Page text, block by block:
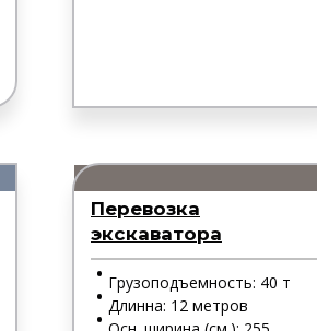
Перевозка
экскаватора
Грузоподъемность: 40 т
Длинна: 12 метров